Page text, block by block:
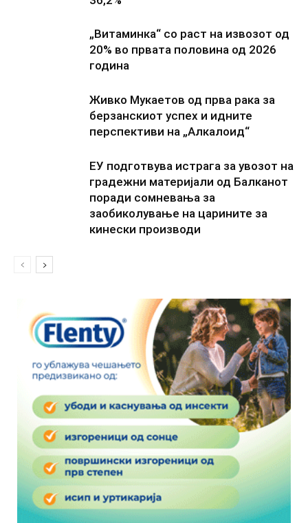
„Витаминка“ со раст на извозот од
20% во првата половина од 2026
година
Живко Мукаетов од прва рака за
берзанскиот успех и идните
перспективи на „Алкалоид“
ЕУ подготвува истрага за увозот на
градежни материјали од Балканот
поради сомневања за
заобиколување на царините за
кинески производи